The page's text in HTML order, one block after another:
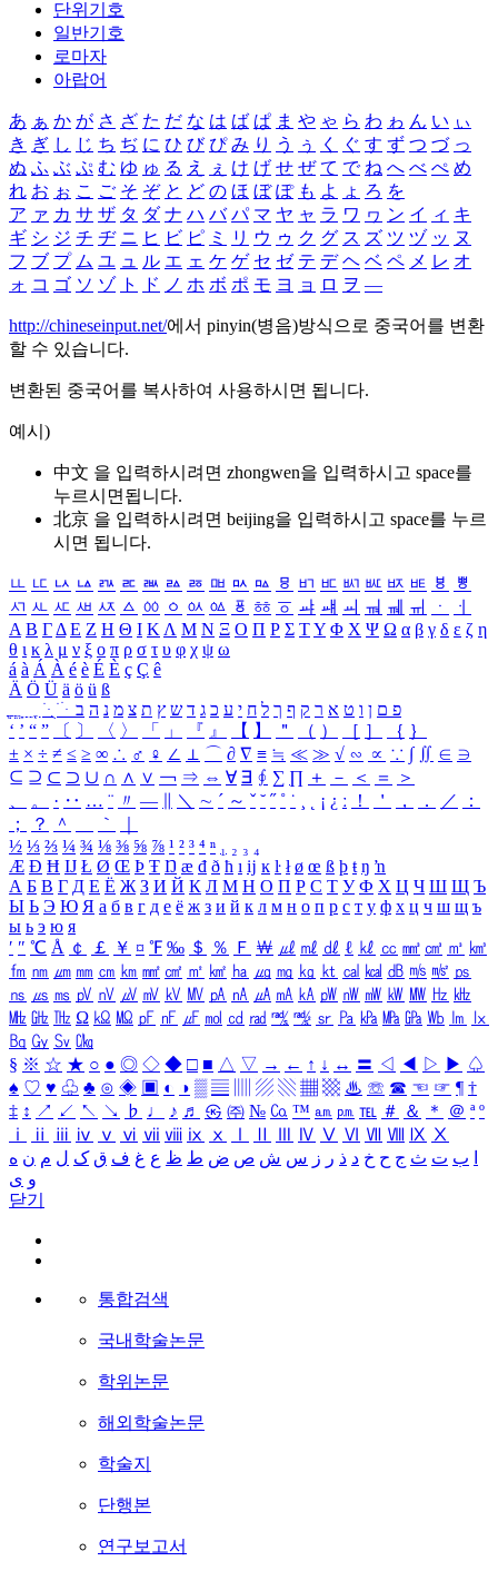
단위기호
일반기호
로마자
아랍어
あ ぁ か が さ ざ た だ な は ば ぱ ま や ゃ ら わ ゎ ん い ぃ
き ぎ し じ ち ぢ に ひ び ぴ み り う ぅ く ぐ す ず つ づ っ
ぬ ふ ぶ ぷ む ゆ ゅ る え ぇ け げ せ ぜ て で ね へ べ ぺ め
れ お ぉ こ ご そ ぞ と ど の ほ ぼ ぽ も よ ょ ろ を
ア ァ カ サ ザ タ ダ ナ ハ バ パ マ ヤ ャ ラ ワ ヮ ン イ ィ キ
ギ シ ジ チ ヂ ニ ヒ ビ ピ ミ リ ウ ゥ ク グ ス ズ ツ ヅ ッ ヌ
フ ブ プ ム ユ ュ ル エ ェ ケ ゲ セ ゼ テ デ ヘ ベ ペ メ レ オ
ォ コ ゴ ソ ゾ ト ド ノ ホ ボ ポ モ ヨ ョ ロ ヲ ―
http://chineseinput.net/에서 pinyin(병음)방식으로 중국어를 변환
할 수 있습니다.
변환된 중국어를 복사하여 사용하시면 됩니다.
예시)
中文 을 입력하시려면 zhongwen을 입력하시고 space를
누르시면됩니다.
北京 을 입력하시려면 beijing을 입력하시고 space를 누르
시면 됩니다.
ㅥ ㅦ ㅧ ㅨ ㅩ ㅪ ㅫ ㅬ ㅭ ㅮ ㅯ ㅰ ㅱ ㅲ ㅳ ㅴ ㅵ ㅶ ㅷ ㅸ
ㅹ
ㅺ ㅻ ㅼ ㅽ ㅾ ㅿ ㆀ ㆁ ㆂ ㆃ ㆄ ㆅ ㆆ ㆇ ㆈ ㆉ ㆊ ㆋ ㆌ ㆍ
ㆎ
Α Β ΓΔ Ε Ζ Η Θ Ι ΚΛ Μ Ν Ξ Ο Π Ρ Σ ΤΥ Φ Χ Ψ Ω α β γ δ ε ζ η
θ ι κ λ μ ν ξ ο π ρ σ τ υ φ χ ψ ω
á à Á À é è É È ç Ç ê
Ä Ö Ü ä ö ü ß
ִֶֹ ֻּ ׁׂ פ ם ן ו ט א ר ק ף ך ל ח י ע כ ג ד ש ץ ת צ מ נ ה ב
‘ ’ “ ” 〔 〕 〈 〉 「 」 『 』 【 】 ＂ （ ） ［ ］ ｛ ｝
± × ÷ ≠ ≤ ≥ ∞ ∴ ♂ ♀ ∠ ⊥ ⌒ ∂ ∇ ≡ ≒ ≪ ≫ √ ∽ ∝ ∵ ∫ ∬ ∈ ∋
⊆ ⊇ ⊂ ⊃ ∪ ∩ ∧ ∨ ￢ ⇒ ⇔ ∀ ∃ ∮ ∑ ∏ ＋ － ＜ ＝
＞
、
。 · ‥ … ¨ 〃 ― ＼ ∼ ´ ～ ˇ ˘ ˝ ˚ ˙ ¸ ¡ ¿ ː ！ ＇ ， ． ／
：
；
？ ＾ ｀
½ ⅓ ⅔ ¼ ¾ ⅛ ⅜ ⅝ ⅞ ¹ ² ³ ⁴ ⁿ ₁ ₂ ₃ ₄
Æ Ð Ħ Ĳ Ł Ø Œ Þ Ŧ Ŋ æ đ ð ħ ı ĳ ĸ ŀ ł ø œ ß þ ŧ ŋ ŉ
А Б В Г Д Е Ё Ж З И Й К Л М Н О П Р С Т У Ф Х Ц Ч Ш Щ Ъ
Ы Ь Э Ю Я а б в г д е ё ж з и й к л м н о п р с т у ф х ц ч ш щ ъ
ы ь э ю я
′ ″ ℃ Å ￠ ￡ ￥ ¤ ℉ ‰ ＄ ％ Ｆ ￦ ㎕ ㎖ ㎗ ℓ ㎘ ㏄ ㎣ ㎤ ㎥ ㎦
㎙ ㎚ ㎛ ㎜ ㎝ ㎞ ㎟ ㎠ ㎡ ㎢ ㏊ ㎍ ㎎ ㎏ ㏏ ㎈ ㎉ ㏈ ㎧ ㎨ ㎰
㎱ ㎲ ㎳ ㎴ ㎵ ㎶ ㎷ ㎸ ㎹ ㎀ ㎁ ㎂ ㎃ ㎄ ㎺ ㎻ ㎽ ㎾ ㎿ ㎐ ㎑
㎒ ㎓ ㎔ Ω ㏀ ㏁ ㎊ ㎋ ㎌ ㏖ ㏅ ㎭ ㎮ ㎯ ㏛ ㎩ ㎪ ㎫ ㎬ ㏝ ㏐
㏓
㏃ ㏉ ㏜ ㏆
§ ※ ☆ ★ ○ ● ◎ ◇ ◆ □ ■ △ ▽ → ← ↑ ↓ ↔ 〓 ◁ ◀ ▷ ▶ ♤
♠ ♡ ♥ ♧ ♣ ⊙ ◈ ▣ ◐ ◑ ▒ ▤ ▨ ▧ ▦ ▩ ♨ ☏ ☎ ☜ ☞ ¶ †
‡ ↕ ↗ ↙ ↖ ↘ ♭ ♩ ♪ ♬ ㉿ ㈜ № ㏇ ™ ㏂ ㏘ ℡ ＃ ＆ ＊ ＠ ª º
ⅰ
ⅱ ⅲ ⅳ ⅴ ⅵ ⅶ ⅷ ⅸ ⅹ Ⅳ Ⅴ Ⅵ Ⅶ Ⅷ Ⅸ Ⅹ
ب ت ث ج ح خ د ذ ر ز س ش ص ض ط ظ ع غ ف ق ک ل م ن ه
و ی
닫기
통합검색
국내학술논문
학위논문
해외학술논문
학술지
단행본
연구보고서